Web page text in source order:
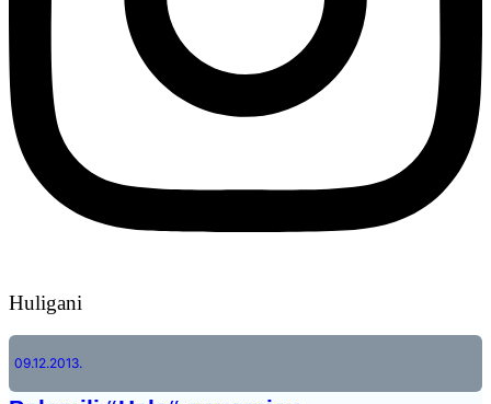
Huligani
09.12.2013.